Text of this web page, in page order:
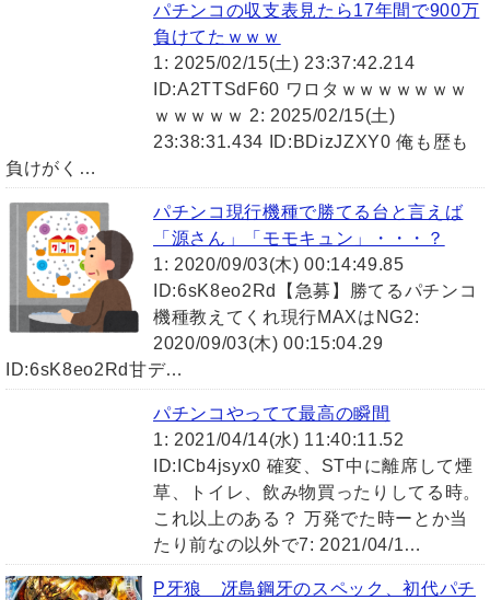
パチンコの収支表見たら17年間で900万
負けてたｗｗｗ
1: 2025/02/15(土) 23:37:42.214
ID:A2TTSdF60 ワロタｗｗｗｗｗｗｗ
ｗｗｗｗｗ 2: 2025/02/15(土)
23:38:31.434 ID:BDizJZXY0 俺も歴も
負けがく…
パチンコ現行機種で勝てる台と言えば
「源さん」「モモキュン」・・・？
1: 2020/09/03(木) 00:14:49.85
ID:6sK8eo2Rd【急募】勝てるパチンコ
機種教えてくれ現行MAXはNG2:
2020/09/03(木) 00:15:04.29
ID:6sK8eo2Rd甘デ…
パチンコやってて最高の瞬間
1: 2021/04/14(水) 11:40:11.52
ID:ICb4jsyx0 確変、ST中に離席して煙
草、トイレ、飲み物買ったりしてる時。
これ以上のある？ 万発でた時ーとか当
たり前なの以外で7: 2021/04/1…
P牙狼 冴島鋼牙のスペック、初代パチ